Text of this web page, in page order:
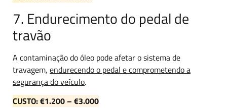
7. Endurecimento do pedal de
travão
A contaminação do óleo pode afetar o sistema de
travagem, endurecendo o pedal e comprometendo a
segurança do veículo.
CUSTO: €1.200 – €3.000